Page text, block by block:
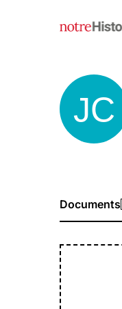
Documents